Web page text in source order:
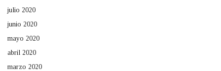
julio 2020
junio 2020
mayo 2020
abril 2020
marzo 2020